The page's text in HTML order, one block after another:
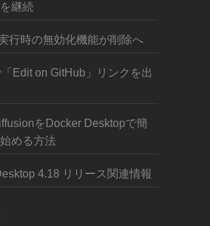
継続
行時の無効化機能が削除へ
Edit on GitHub」リンクを出
をDocker Desktopで簡
める方法
4.18 リリース関連情報